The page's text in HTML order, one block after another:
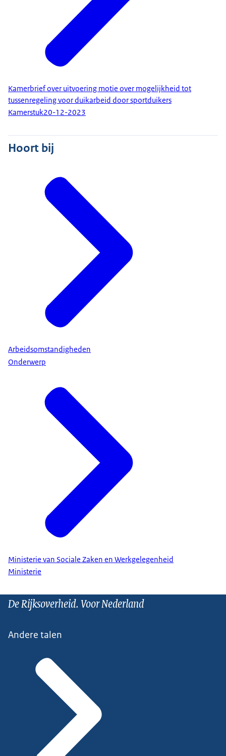
Kamerbrief over uitvoering motie over mogelijkheid tot
tussenregeling voor duikarbeid door sportduikers
Kamerstuk20-12-2023
Hoort bij
Arbeidsomstandigheden
Onderwerp
Ministerie van Sociale Zaken en Werkgelegenheid
Ministerie
De Rijksoverheid. Voor Nederland
Andere talen